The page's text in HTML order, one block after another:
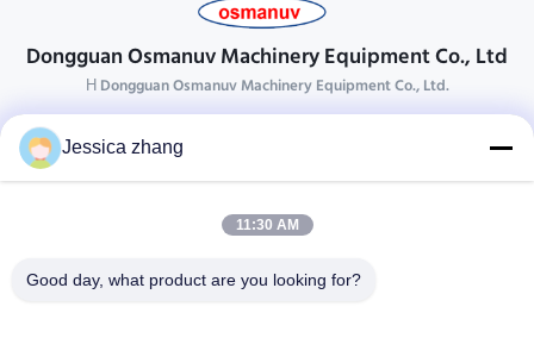
Dongguan Osmanuv Machinery Equipment Co., Ltd
Η Dongguan Osmanuv Machinery Equipment Co., Ltd.
28 δεύτερος ο βιομηχανικός, wei Liu chong, Wanjiang,
DongGuan, Guangdong, Κίνα
osmanuv@hotmail.com
Jessica zhang
11:30 AM
Good day, what product are you looking for?